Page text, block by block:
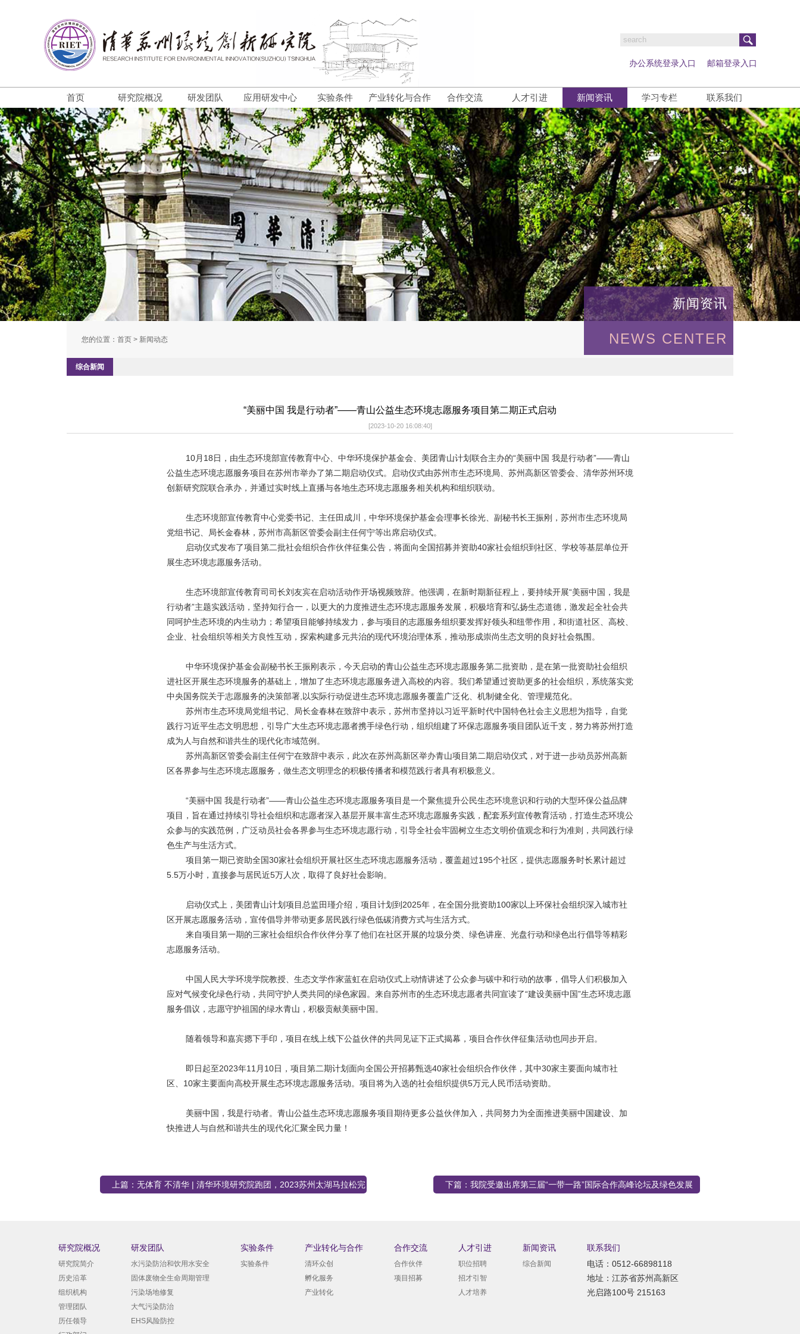
办公系统登录入口 邮箱登录入口
首页 研究院概况 研发团队 应用研发中心 实验条件 产业转化与合作 合作交流 人才引进 新闻资讯 学习专栏 联系我们
新闻资讯
NEWS CENTER
您的位置： 首页 > 新闻动态
综合新闻
“美丽中国 我是行动者”——青山公益生态环境志愿服务项目第二期正式启动
[2023-10-20 16:08:40]
10月18日，由生态环境部宣传教育中心、中华环境保护基金会、美团青山计划联合主办的“美丽中国 我是行动者”——青山
公益生态环境志愿服务项目在苏州市举办了第二期启动仪式。启动仪式由苏州市生态环境局、苏州高新区管委会、清华苏州环境
创新研究院联合承办，并通过实时线上直播与各地生态环境志愿服务相关机构和组织联动。
生态环境部宣传教育中心党委书记、主任田成川，中华环境保护基金会理事长徐光、副秘书长王振刚，苏州市生态环境局
党组书记、局长金春林，苏州市高新区管委会副主任何宁等出席启动仪式。
启动仪式发布了项目第二批社会组织合作伙伴征集公告，将面向全国招募并资助40家社会组织到社区、学校等基层单位开
展生态环境志愿服务活动。
生态环境部宣传教育司司长刘友宾在启动活动作开场视频致辞。他强调，在新时期新征程上，要持续开展“美丽中国，我是
行动者”主题实践活动，坚持知行合一，以更大的力度推进生态环境志愿服务发展，积极培育和弘扬生态道德，激发起全社会共
同呵护生态环境的内生动力；希望项目能够持续发力，参与项目的志愿服务组织要发挥好领头和纽带作用，和街道社区、高校、
企业、社会组织等相关方良性互动，探索构建多元共治的现代环境治理体系，推动形成崇尚生态文明的良好社会氛围。
中华环境保护基金会副秘书长王振刚表示，今天启动的青山公益生态环境志愿服务第二批资助，是在第一批资助社会组织
进社区开展生态环境服务的基础上，增加了生态环境志愿服务进入高校的内容。我们希望通过资助更多的社会组织，系统落实党
中央国务院关于志愿服务的决策部署,以实际行动促进生态环境志愿服务覆盖广泛化、机制健全化、管理规范化。
苏州市生态环境局党组书记、局长金春林在致辞中表示，苏州市坚持以习近平新时代中国特色社会主义思想为指导，自觉
践行习近平生态文明思想，引导广大生态环境志愿者携手绿色行动，组织组建了环保志愿服务项目团队近千支，努力将苏州打造
成为人与自然和谐共生的现代化市域范例。
苏州高新区管委会副主任何宁在致辞中表示，此次在苏州高新区举办青山项目第二期启动仪式，对于进一步动员苏州高新
区各界参与生态环境志愿服务，做生态文明理念的积极传播者和模范践行者具有积极意义。
“美丽中国 我是行动者”——青山公益生态环境志愿服务项目是一个聚焦提升公民生态环境意识和行动的大型环保公益品牌
项目，旨在通过持续引导社会组织和志愿者深入基层开展丰富生态环境志愿服务实践，配套系列宣传教育活动，打造生态环境公
众参与的实践范例，广泛动员社会各界参与生态环境志愿行动，引导全社会牢固树立生态文明价值观念和行为准则，共同践行绿
色生产与生活方式。
项目第一期已资助全国30家社会组织开展社区生态环境志愿服务活动，覆盖超过195个社区，提供志愿服务时长累计超过
5.5万小时，直接参与居民近5万人次，取得了良好社会影响。
启动仪式上，美团青山计划项目总监田瑾介绍，项目计划到2025年，在全国分批资助100家以上环保社会组织深入城市社
区开展志愿服务活动，宣传倡导并带动更多居民践行绿色低碳消费方式与生活方式。
来自项目第一期的三家社会组织合作伙伴分享了他们在社区开展的垃圾分类、绿色讲座、光盘行动和绿色出行倡导等精彩
志愿服务活动。
中国人民大学环境学院教授、生态文学作家蓝虹在启动仪式上动情讲述了公众参与碳中和行动的故事，倡导人们积极加入
应对气候变化绿色行动，共同守护人类共同的绿色家园。来自苏州市的生态环境志愿者共同宣读了“建设美丽中国”生态环境志愿
服务倡议，志愿守护祖国的绿水青山，积极贡献美丽中国。
随着领导和嘉宾摁下手印，项目在线上线下公益伙伴的共同见证下正式揭幕，项目合作伙伴征集活动也同步开启。
即日起至2023年11月10日，项目第二期计划面向全国公开招募甄选40家社会组织合作伙伴，其中30家主要面向城市社
区、10家主要面向高校开展生态环境志愿服务活动。项目将为入选的社会组织提供5万元人民币活动资助。
美丽中国，我是行动者。青山公益生态环境志愿服务项目期待更多公益伙伴加入，共同努力为全面推进美丽中国建设、加
快推进人与自然和谐共生的现代化汇聚全民力量！
上篇： 无体育 不清华 | 清华环境研究院跑团，2023苏州太湖马拉松完
下篇： 我院受邀出席第三届“一带一路”国际合作高峰论坛及绿色发展
研究院概况
研究院简介
历史沿革
组织机构
管理团队
历任领导
研发团队
水污染防治和饮用水安全
固体废物全生命周期管理
污染场地修复
大气污染防治
EHS风险防控
实验条件
实验条件
产业转化与合作
清环众创
孵化服务
产业转化
合作交流
合作伙伴
项目招募
人才引进
职位招聘
招才引智
人才培养
新闻资讯
综合新闻
联系我们
电话：0512-66898118
地址：江苏省苏州高新区
光启路100号 215163